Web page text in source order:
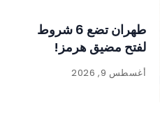
طهران تضع 6 شروط
لفتح مضيق هرمز!
أغسطس 9, 2026